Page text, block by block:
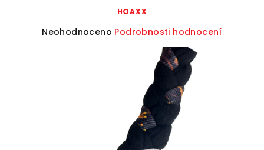
HOAXX
PrůměrnéNeohodnoceno Podrobnosti hodnocení